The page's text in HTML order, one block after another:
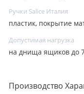
Ручки Salice Италия
пластик, покрытие
Допустимая нагрузка
на днища ящиков до
Производство